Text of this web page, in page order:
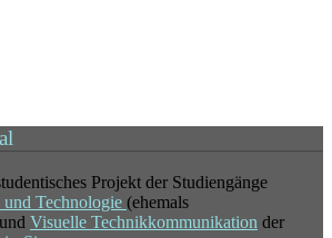
Projekt der Studiengänge
Technologie (ehemals
Visuelle Technikkommunikation der